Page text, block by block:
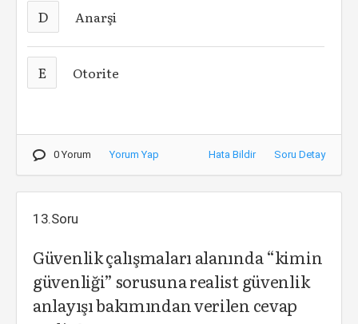
D Anarşi
E Otorite
0 Yorum Yorum Yap Hata Bildir Soru Detay
13.Soru
Güvenlik çalışmaları alanında “kimin
güvenliği” sorusuna realist güvenlik
anlayışı bakımından verilen cevap